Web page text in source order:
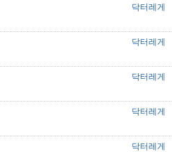
닥터레게
닥터레게
닥터레게
닥터레게
닥터레게